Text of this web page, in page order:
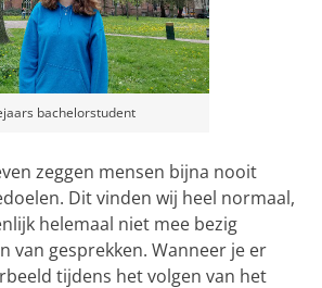
bachelorstudent
zeggen mensen bijna nooit
Dit vinden wij heel normaal,
helemaal niet mee bezig
van gesprekken. Wanneer je er
tijdens het volgen van het